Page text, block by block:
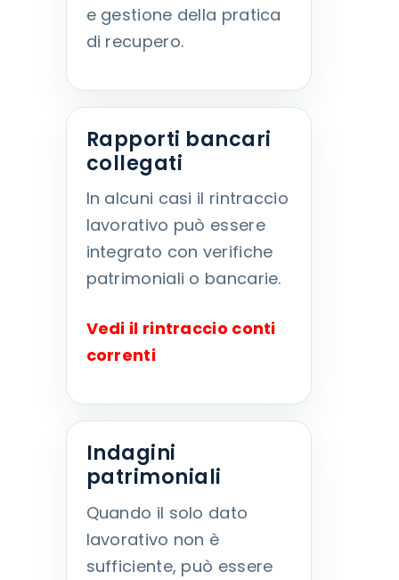
e gestione della pratica
di recupero.
Rapporti bancari
collegati
In alcuni casi il rintraccio
lavorativo può essere
integrato con verifiche
patrimoniali o bancarie.
Vedi il rintraccio conti
correnti
Indagini
patrimoniali
Quando il solo dato
lavorativo non è
sufficiente, può essere